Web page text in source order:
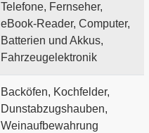
Telefone, Fernseher,
eBook-Reader, Computer,
Batterien und Akkus,
Fahrzeugelektronik
Backöfen, Kochfelder,
Dunstabzugshauben,
Weinaufbewahrung